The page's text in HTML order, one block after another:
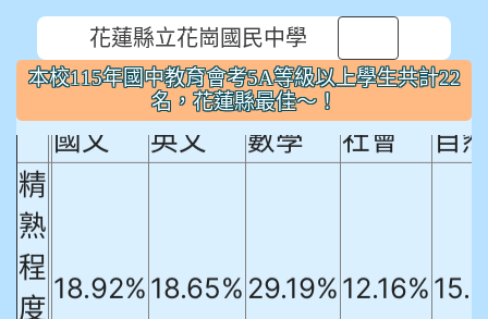
花蓮縣立花崗國民中學
本校115年國中教育會考5A等級以上學生共計22
名，花蓮縣最佳～！
本校115年國中教育會考5A等級以上
學生共計22名，花蓮縣最佳～！
國文
英文 數學 社會
自
精
熟
程
度
18.92% 18.65% 29.19% 12.16%